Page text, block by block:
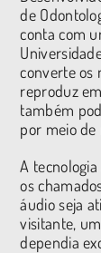
de
conta com
converte os
reproduz
também
por meio de
A
os
áudio seja
visitante,
dependia